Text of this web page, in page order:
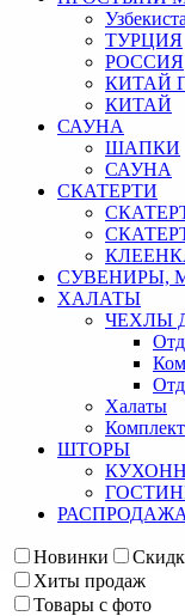
ТУРЦИЯ
РОССИЯ
КИТАЙ
КИТАЙ
САУНА
ШАПКИ
САУНА
СКАТЕРТИ
СУВЕНИРЫ,
ХАЛАТЫ
ЧЕХЛЫ
Халаты
ШТОРЫ
РАСПРОДАЖА
Новинки
Хиты продаж
Товары с фото